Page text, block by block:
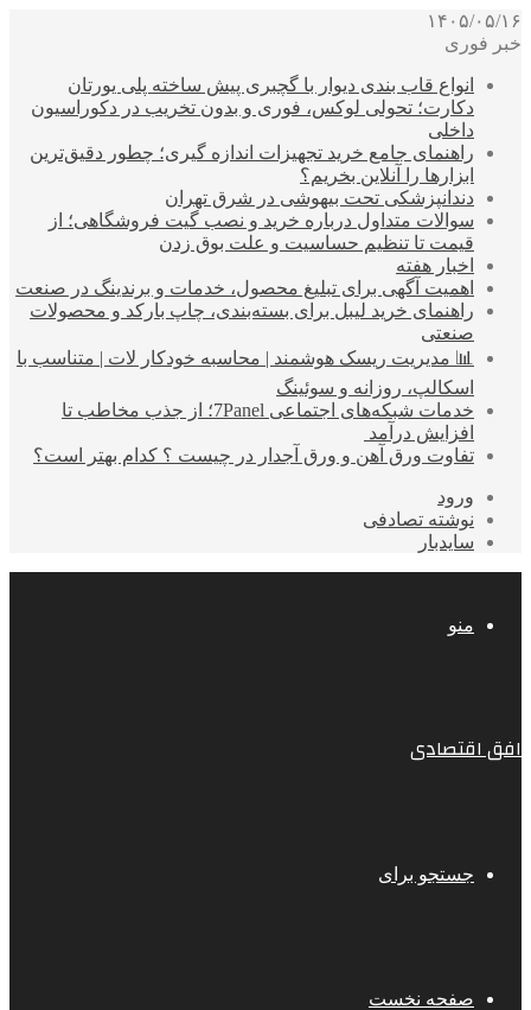
۱۴۰۵/۰۵/۱۶
خبر فوری
انواع قاب بندی دیوار با گچبری پیش ساخته پلی یورتان
دکارت؛ تحولی لوکس، فوری و بدون تخریب در دکوراسیون
داخلی
راهنمای جامع خرید تجهیزات اندازه گیری؛ چطور دقیق‌ترین
ابزارها را آنلاین بخریم؟
دندانپزشکی تحت بیهوشی در شرق تهران
سوالات متداول درباره خرید و نصب گیت فروشگاهی؛ از
قیمت تا تنظیم حساسیت و علت بوق زدن
اخبار هفته
اهمیت آگهی برای تبلیغ محصول، خدمات و برندینگ در صنعت
راهنمای خرید لیبل برای بسته‌بندی، چاپ بارکد و محصولات
صنعتی
📊 مدیریت ریسک هوشمند | محاسبه خودکار لات | متناسب با
اسکالپ، روزانه و سوئینگ
خدمات شبکه‌های اجتماعی 7Panel؛ از جذب مخاطب تا
افزایش درآمد
تفاوت ورق آهن و ورق آجدار در چیست ؟ کدام بهتر است؟
ورود
نوشته تصادفی
سایدبار
منو
افق اقتصادی
جستجو برای
صفحه نخست